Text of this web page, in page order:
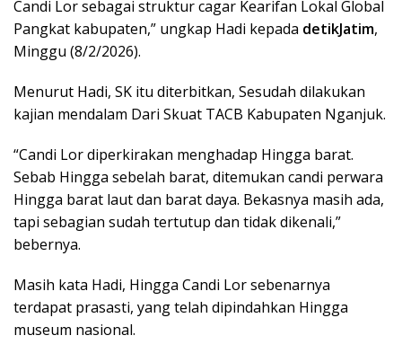
Candi Lor sebagai struktur cagar Kearifan Lokal Global
Pangkat kabupaten,” ungkap Hadi kepada detikJatim,
Minggu (8/2/2026).
Menurut Hadi, SK itu diterbitkan, Sesudah dilakukan
kajian mendalam Dari Skuat TACB Kabupaten Nganjuk.
“Candi Lor diperkirakan menghadap Hingga barat.
Sebab Hingga sebelah barat, ditemukan candi perwara
Hingga barat laut dan barat daya. Bekasnya masih ada,
tapi sebagian sudah tertutup dan tidak dikenali,”
bebernya.
Masih kata Hadi, Hingga Candi Lor sebenarnya
terdapat prasasti, yang telah dipindahkan Hingga
museum nasional.